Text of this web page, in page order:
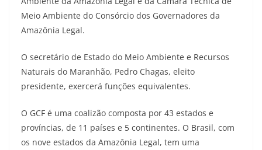
Meio Ambiente do Consórcio dos Governadores da
Amazônia Legal.
O secretário de Estado do Meio Ambiente e Recursos
Naturais do Maranhão, Pedro Chagas, eleito
presidente, exercerá funções equivalentes.
O GCF é uma coalizão composta por 43 estados e
províncias, de 11 países e 5 continentes. O Brasil, com
os nove estados da Amazônia Legal, tem uma